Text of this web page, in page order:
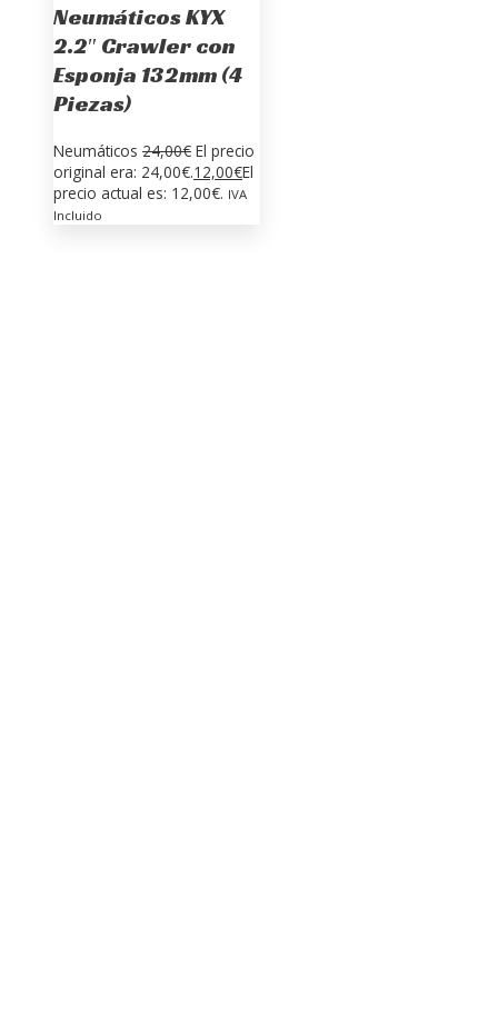
Neumáticos KYX
2.2″ Crawler con
Esponja 132mm (4
Piezas)
Neumáticos 24,00€ El precio
original era: 24,00€.12,00€El
precio actual es: 12,00€. IVA
Incluido